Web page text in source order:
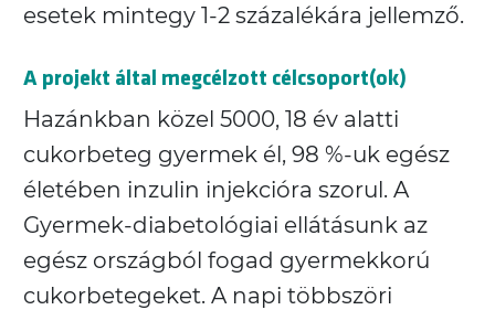
esetek mintegy 1-2 százalékára jellemző.
A projekt által megcélzott célcsoport(ok)
Hazánkban közel 5000, 18 év alatti
cukorbeteg gyermek él, 98 %-uk egész
életében inzulin injekcióra szorul. A
Gyermek-diabetológiai ellátásunk az
egész országból fogad gyermekkorú
cukorbetegeket. A napi többszöri